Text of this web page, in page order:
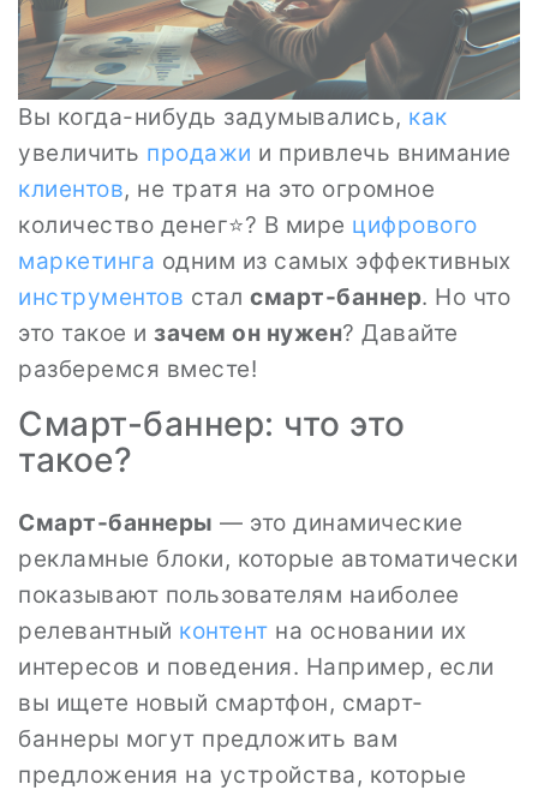
Вы когда-нибудь задумывались, как
увеличить продажи и привлечь внимание
клиентов, не тратя на это огромное
количество денег⭐? В мире цифрового
маркетинга одним из самых эффективных
инструментов стал смарт-баннер. Но что
это такое и зачем он нужен? Давайте
разберемся вместе!
Смарт-баннер: что это
такое?
Смарт-баннеры — это динамические
рекламные блоки, которые автоматически
показывают пользователям наиболее
релевантный контент на основании их
интересов и поведения. Например, если
вы ищете новый смартфон, смарт-
баннеры могут предложить вам
предложения на устройства, которые